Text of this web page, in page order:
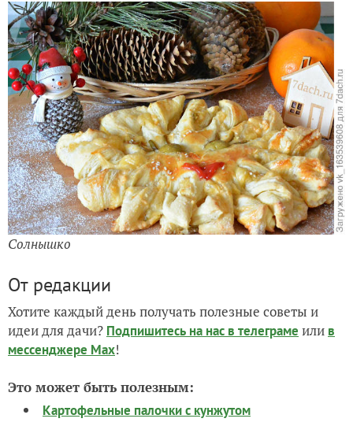
Солнышко
От редакции
Хотите каждый день получать полезные советы и
идеи для дачи? Подпишитесь на нас в телеграме или в
мессенджере Max!
Это может быть полезным:
Картофельные палочки с кунжутом